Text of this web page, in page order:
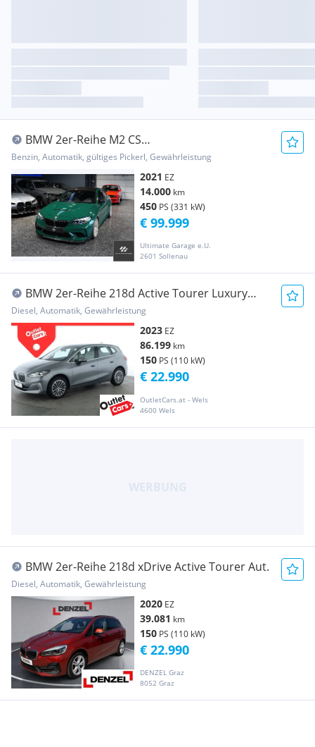
BMW 2er-Reihe M2 CS
*KERAMIK*AKRAPOVIC*EVENTURI*KW
V3*TYPISIE...
Benzin, Automatik, gültiges Pickerl, Gewährleistung
2021 EZ
14.000 km
450 PS (331 kW)
Ultimate Garage e.U.
2601 Sollenau
€ 99.999
BMW 2er-Reihe 218d Active Tourer Luxury
Line LENKRADHZG+RFK
Diesel, Automatik, Gewährleistung
2023 EZ
86.199 km
150 PS (110 kW)
OutletCars.at - Wels
4600 Wels
€ 22.990
BMW 2er-Reihe 218d xDrive Active Tourer Aut.
Diesel, Automatik, Gewährleistung
2020 EZ
39.081 km
150 PS (110 kW)
DENZEL Graz
8052 Graz
€ 22.990